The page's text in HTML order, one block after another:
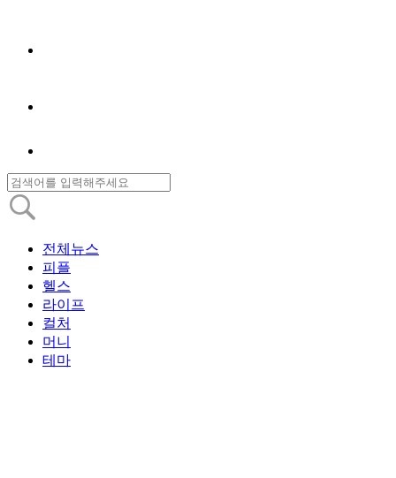
전체뉴스
피플
헬스
라이프
컬처
머니
테마